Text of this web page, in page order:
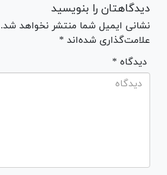
دیدگاهتان را بنویسید
نشانی ایمیل شما منتشر نخواهد
علامت‌گذاری شده‌اند *
* دیدگاه